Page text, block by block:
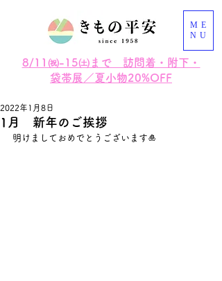
8/11㈷-15㈯まで 訪問着・附下・
袋帯展／夏小物20%OFF
ME
NU
1月 新年のご挨拶
2022年1月8日
明けましておめでとうございます🎍